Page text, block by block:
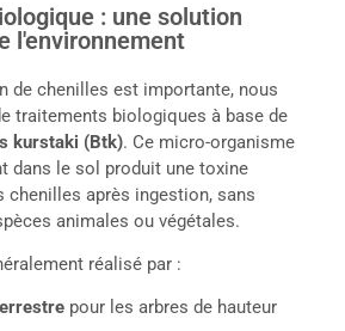
: une solution
l'environnement
de chenilles est importante, nous
traitements biologiques à base de
kurstaki (Btk). Ce micro-organisme
dans le sol produit une toxine
chenilles après ingestion, sans
animales ou végétales.
réalisé par :
pour les arbres de hauteur